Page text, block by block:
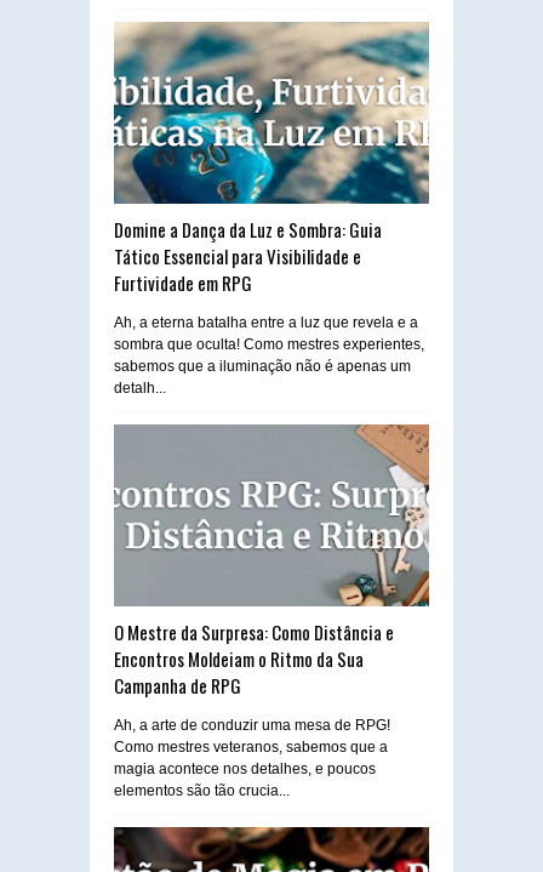
Domine a Dança da Luz e Sombra: Guia
Tático Essencial para Visibilidade e
Furtividade em RPG
Ah, a eterna batalha entre a luz que revela e a
sombra que oculta! Como mestres experientes,
sabemos que a iluminação não é apenas um
detalh...
O Mestre da Surpresa: Como Distância e
Encontros Moldeiam o Ritmo da Sua
Campanha de RPG
Ah, a arte de conduzir uma mesa de RPG!
Como mestres veteranos, sabemos que a
magia acontece nos detalhes, e poucos
elementos são tão crucia...